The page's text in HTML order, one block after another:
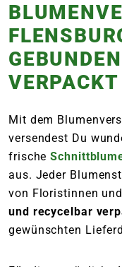
VERPACKT
Mit dem
versendest Du
frische
aus. Jeder
von Floristinnen
und recycelbar
gewünschten